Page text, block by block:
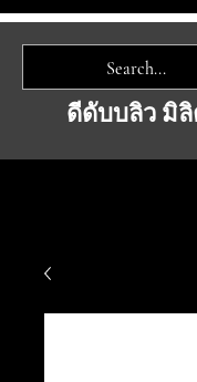
ดีดับบลิว มิลิ